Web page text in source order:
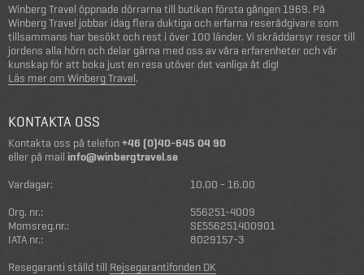
Winberg Travel öppnade dörrarna till butiken första gången 1969. På
Winberg Travel jobbar idag flera duktiga och erfarna reserådgivare som
tillsammans har besökt och rest i över 100 länder. Vi skräddarsyr resor till
jordens alla hörn och delar gärna med oss av våra erfarenheter och vår
kunskap för att boka just en resa utöver det vanliga åt dig!
Läs mer om Winberg Travel.
KONTAKTA OSS
Kontakta oss på telefon+46 (0)40-645 04 90
eller på mail info@winbergtravel.se
Vardagar:
10.00 - 16.00
Org. nr.:
556251-4009
Momsreg.nr.:
SE556251400901
IATA nr.:
8029157-3
Resegaranti ställd till Rejsegarantifonden DK